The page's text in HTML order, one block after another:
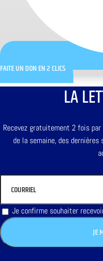
FAITE UN DON EN 2 CLICS
LA
Recevez gratuitement 2 fois
de la semaine, des
Je confirme souhaiter